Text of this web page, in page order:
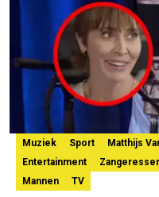
Muziek Sport Matthijs
Entertainment
Mannen
TV